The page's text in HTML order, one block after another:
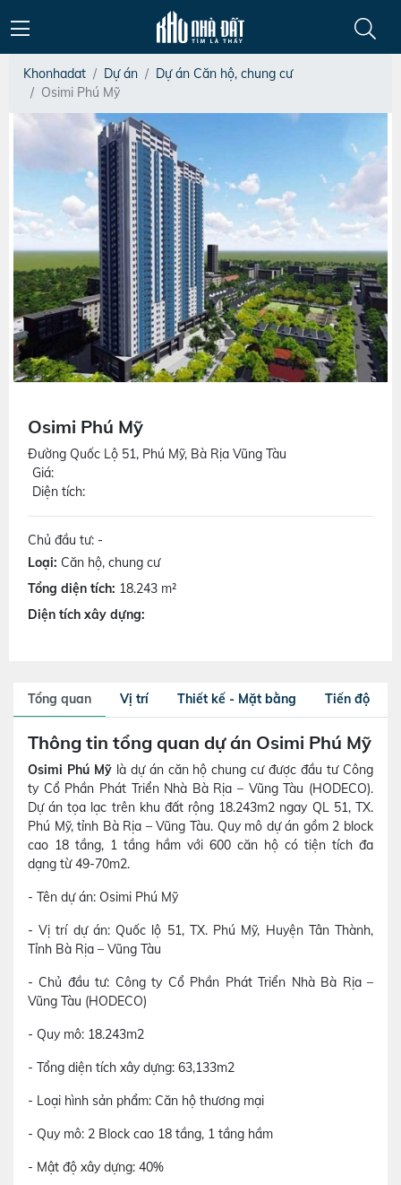
Khonhadat Dự án
Dự án Căn hộ, chung cư
Osimi Phú Mỹ
Osimi Phú Mỹ
Đường Quốc Lộ 51, Phú Mỹ, Bà Rịa Vũng Tàu
Giá:
Diện tích:
Chủ đầu tư: -
Loại: Căn hộ, chung cư
Tổng diện tích: 18.243 m²
Diện tích xây dựng:
Tổng quan Vị trí Thiết kế - Mặt bằng Tiến độ
Thông tin tổng quan dự án Osimi Phú Mỹ
Osimi Phú Mỹlà dự án căn hộ chung cư được đầu tư Công
ty Cổ Phần Phát Triển Nhà Bà Rịa – Vũng Tàu (HODECO).
Dự án tọa lạc trên khu đất rộng 18.243m2 ngay QL 51, TX.
Phú Mỹ, tỉnh Bà Rịa – Vũng Tàu. Quy mô dự án gồm 2 block
cao 18 tầng, 1 tầng hầm với 600 căn hộ có tiện tích đa
dạng từ 49-70m2.
- Tên dự án: Osimi Phú Mỹ
- Vị trí dự án: Quốc lộ 51, TX. Phú Mỹ, Huyện Tân Thành,
Tỉnh Bà Rịa – Vũng Tàu
- Chủ đầu tư: Công ty Cổ Phần Phát Triển Nhà Bà Rịa –
Vũng Tàu (HODECO)
- Quy mô: 18.243m2
- Tổng diện tích xây dựng: 63,133m2
- Loại hình sản phẩm: Căn hộ thương mại
- Quy mô: 2 Block cao 18 tầng, 1 tầng hầm
- Mật độ xây dựng: 40%